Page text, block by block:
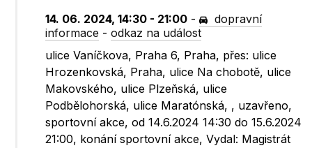
14. 06. 2024, 14:30 - 21:00 -
dopravní
informace -odkaz na událost
ulice Vaníčkova, Praha 6, Praha, přes: ulice
Hrozenkovská, Praha, ulice Na chobotě, ulice
Makovského, ulice Plzeňská, ulice
Podbělohorská, ulice Maratónská, , uzavřeno,
sportovní akce, od 14.6.2024 14:30 do 15.6.2024
21:00, konání sportovní akce, Vydal: Magistrát